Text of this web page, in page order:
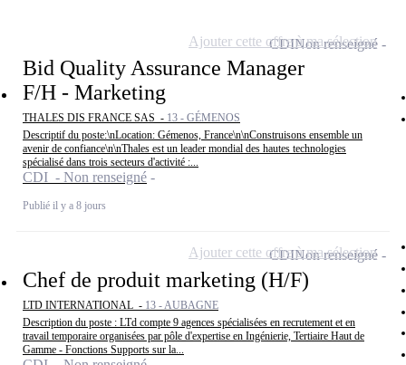
Bid Quality Assurance Manager
F/H - Marketing
THALES DIS FRANCE SAS - 13 - GÉMENOS
Descriptif du poste:\nLocation: Gémenos, France\n\nConstruisons ensemble un
avenir de confiance\n\nThales est un leader mondial des hautes technologies
spécialisé dans trois secteurs d'activité :...
CDI - Non renseigné
Publié il y a 8 jours
CDINon renseigné
Ajouter cette offre à ma sélection
Chef de produit marketing (H/F)
LTD INTERNATIONAL - 13 - AUBAGNE
Description du poste : LTd compte 9 agences spécialisées en recrutement et en
travail temporaire organisées par pôle d'expertise en Ingénierie, Tertiaire Haut de
Gamme - Fonctions Supports sur la...
CDINon renseigné
Ajouter cette offre à ma sélection